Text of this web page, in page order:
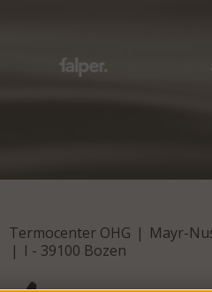
Termocenter OHG
Mayr-
I - 39100 Bozen